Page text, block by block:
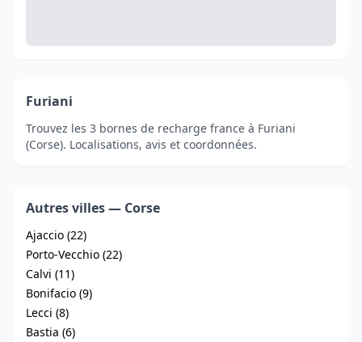
Furiani
Trouvez les 3 bornes de recharge france à Furiani
(Corse). Localisations, avis et coordonnées.
Autres villes — Corse
Ajaccio (22)
Porto-Vecchio (22)
Calvi (11)
Bonifacio (9)
Lecci (8)
Bastia (6)